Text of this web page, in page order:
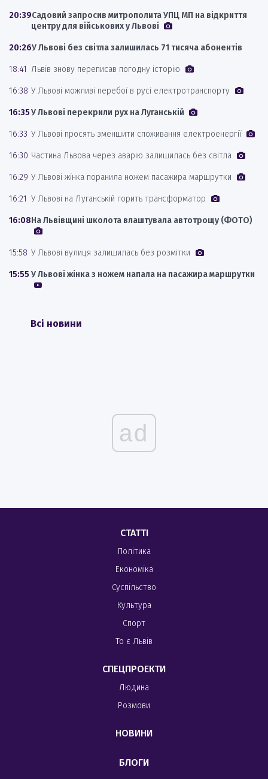
20:39Садовий запросив митрополита УПЦ МП на відкриття
центру для військових у Львові
20:26У Львові без світла залишилась 71 тисяча абонентів
18:41 Львів знову переписав погодну історію
16:38 У Львові можливі перебої в русі електротранспорту
16:35У Львові перекрили рух на Луганській
16:33 У Львові просять зменшити споживання електроенергії
16:30 Частина Львова через аварію залишилась без світла
16:29 У Львові жінка поранила ножем пасажира маршрутки
16:21 У Львові на Луганській горить трансформатор
16:08На Львівщині школота влаштувала автотрощу (ФОТО)
15:58 У Львові вулиця залишилась без розмітки
15:55 У Львові жінка з ножем напала на пасажира маршрутки
Всі новини
ad
СТАТТІ
Політика
Економіка
Суспільство
Культура
Спорт
То є Львів
СПЕЦПРОЕКТИ
Людина
Розмови
НОВИНИ
БЛОГИ